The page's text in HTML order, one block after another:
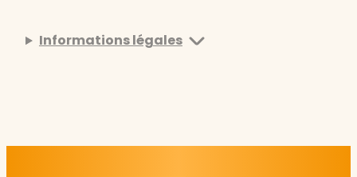
Informations légales